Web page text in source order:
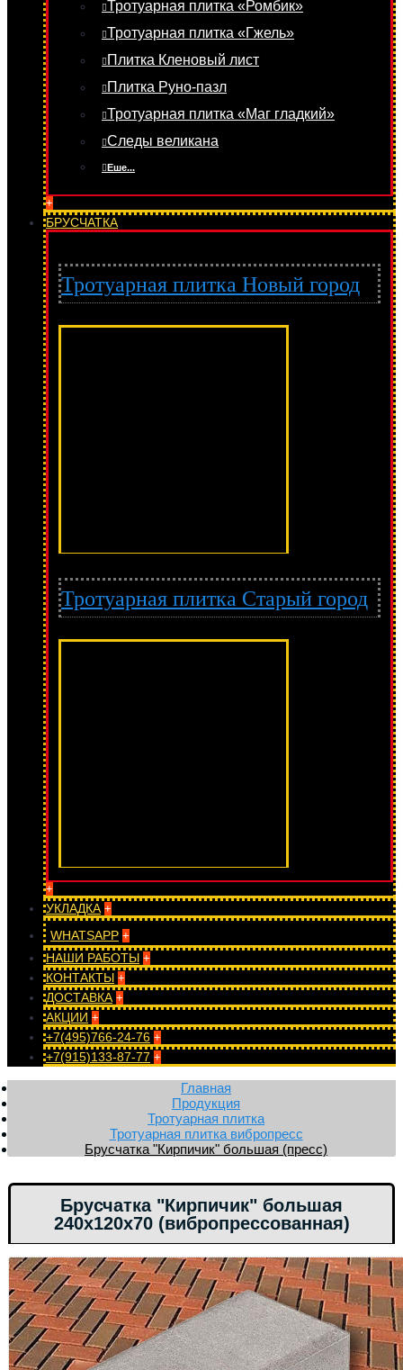
Тротуарная плитка «Ромбик»
Тротуарная плитка «Гжель»
Плитка Кленовый лист
Плитка Руно-пазл
Тротуарная плитка «Маг гладкий»
Следы великана
Еше...
+
БРУСЧАТКА
Тротуарная плитка Новый город
Тротуарная плитка Старый город
+
УКЛАДКА +
WHATSAPP +
НАШИ РАБОТЫ +
КОНТАКТЫ +
ДОСТАВКА +
АКЦИИ +
+7(495)766-24-76 +
+7(915)133-87-77 +
Главная
Продукция
Тротуарная плитка
Тротуарная плитка вибропресс
Брусчатка "Кирпичик" большая (пресс)
Брусчатка "Кирпичик" большая
240х120х70 (вибропрессованная)